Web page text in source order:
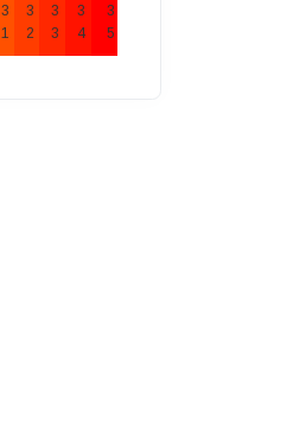
3
1
3
2
3
3
3
4
3
5